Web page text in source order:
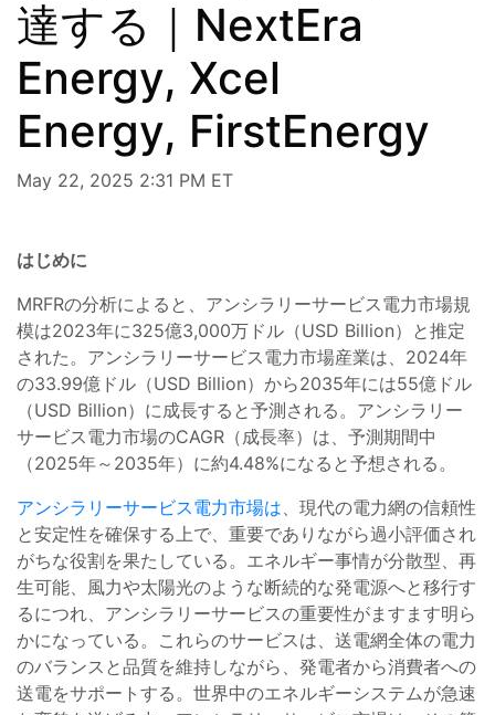
達する｜NextEra
Energy, Xcel
Energy, FirstEnergy
May 22, 2025 2:31 PM ET
はじめに
MRFRの分析によると、アンシラリーサービス電力市場規
模は2023年に325億3,000万ドル（USD Billion）と推定
された。アンシラリーサービス電力市場産業は、2024年
の33.99億ドル（USD Billion）から2035年には55億ドル
（USD Billion）に成長すると予測される。アンシラリー
サービス電力市場のCAGR（成長率）は、予測期間中
（2025年～2035年）に約4.48%になると予想される。
アンシラリーサービス電力市場は 、現代の電力網の信頼性
と安定性を確保する上で、重要でありながら過小評価され
がちな役割を果たしている。エネルギー事情が分散型、再
生可能、風力や太陽光のような断続的な発電源へと移行す
るにつれ、アンシラリーサービスの重要性がますます明ら
かになっている。これらのサービスは、送電網全体の電力
のバランスと品質を維持しながら、発電者から消費者への
送電をサポートする。世界中のエネルギーシステムが急速